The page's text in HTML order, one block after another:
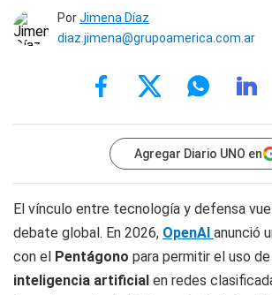
PorJimena Díaz
diaz.jimena@grupoamerica.com.ar
Agregar Diario UNO en
El vínculo entre tecnología y defensa
debate global. En 2026, OpenAI anunció
con el Pentágono para permitir el uso
inteligencia artificial en redes